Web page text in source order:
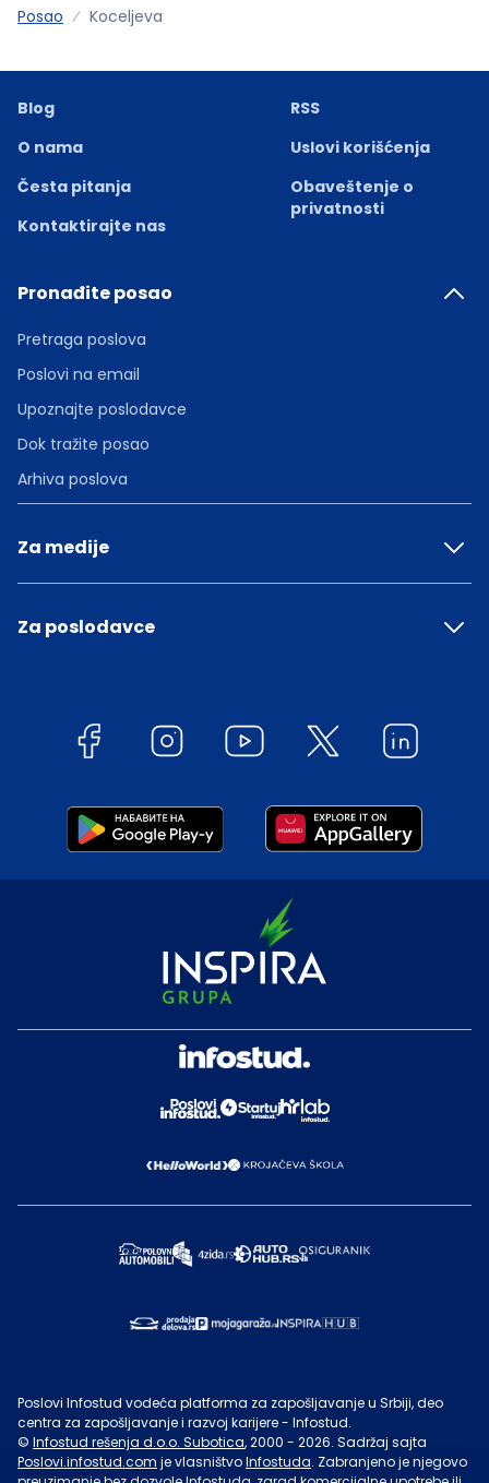
Posao Koceljeva
Blog
O nama
Česta pitanja
Kontaktirajte nas
RSS
Uslovi korišćenja
Obaveštenje o
privatnosti
Pronađite posao
Pretraga poslova
Poslovi na email
Upoznajte poslodavce
Dok tražite posao
Arhiva poslova
Za medije
Za poslodavce
Poslovi Infostud vodeća platforma za zapošljavanje u Srbiji, deo
centra za zapošljavanje i razvoj karijere - Infostud.
© Infostud rešenja d.o.o. Subotica, 2000 - 2026. Sadržaj sajta
Poslovi.infostud.com je vlasništvoInfostuda. Zabranjeno je njegovo